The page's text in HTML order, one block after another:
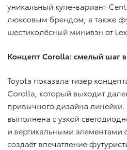
уникальный купе-вариант
люксовым брендом, а также
шестиколёсный минивэн от
Концепт Corolla: смелый шаг
Toyota показала тизер
Corolla, который выходит
привычного дизайна линейки.
выполнена с узкой
и вертикальными элементами
создаёт впечатление